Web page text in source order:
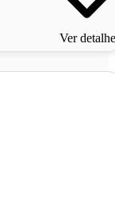
Ver